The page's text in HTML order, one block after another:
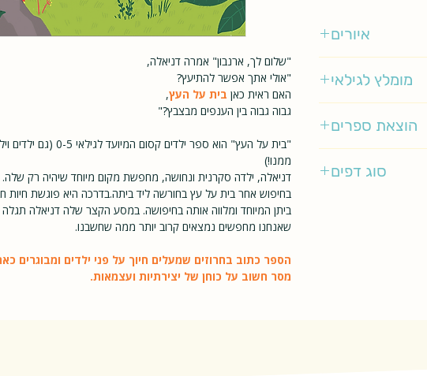
"שלום לך, ארנבון" אמרה דניאלה,
"אולי אתך אפשר להתיעץ?
האם ראית כאן בית על העץ,
גבוה גבוה בין הענפים מבצבץ?"
"בית על העץ" הוא ספר ילדים
ממנו!)
דניאלה, ילדה סקרנית ונחושה, מחפשת מקום מיוחד שיהיה רק
בחיפוש אחר בית על עץ בחורשה ליד ביתה.בדרכה היא פוגשת חיות
ביתן המיוחד ומלווה אותה בחיפושה. במסע הקצר שלה דניאלה
שאנחנו מחפשים נמצאים קרוב יותר ממה שחשבנו.
הספר כתוב בחרוזים שמעלים חיוך על פני ילדים ומבוגרים
מסר חשוב על כוחן של יצירתיות ועצמאות.
איורים
מומלץ לגילאי
הוצאת ספרים
סוג דפים